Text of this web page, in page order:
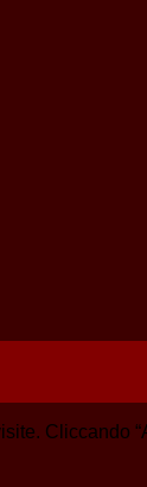
Cliccando